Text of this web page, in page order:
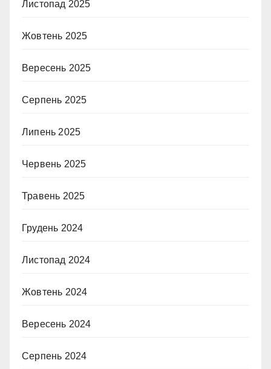
Листопад 2025
Жовтень 2025
Вересень 2025
Серпень 2025
Липень 2025
Червень 2025
Травень 2025
Грудень 2024
Листопад 2024
Жовтень 2024
Вересень 2024
Серпень 2024